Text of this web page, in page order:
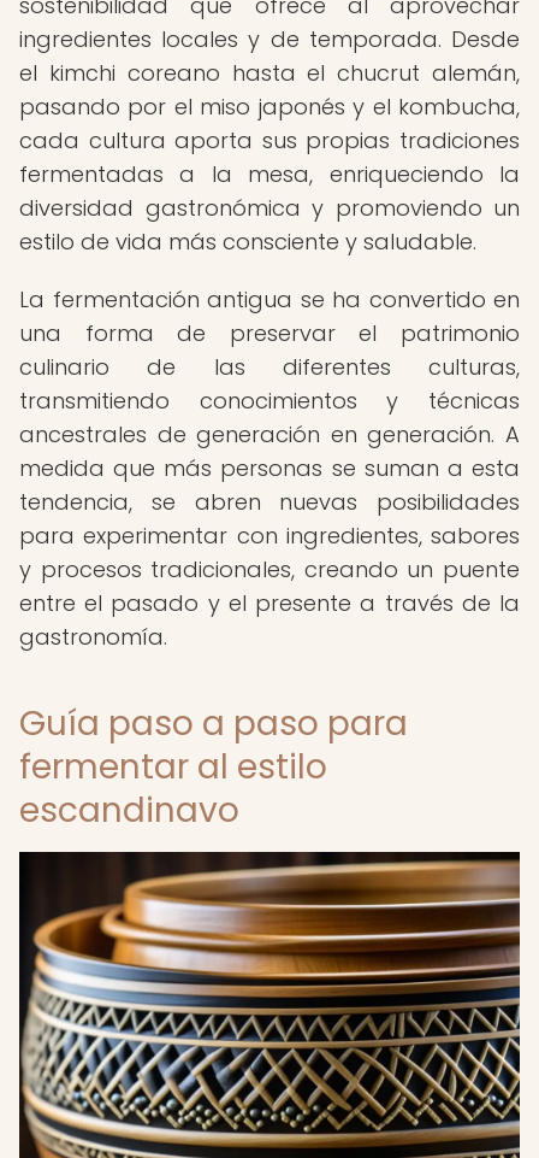
ingredientes locales y de temporada. Desde
el kimchi coreano hasta el chucrut alemán,
pasando por el miso japonés y el kombucha,
cada cultura aporta sus propias tradiciones
fermentadas a la mesa, enriqueciendo la
diversidad gastronómica y promoviendo un
estilo de vida más consciente y saludable.
La fermentación antigua se ha convertido en
una forma de preservar el patrimonio
culinario de las diferentes culturas,
transmitiendo conocimientos y técnicas
ancestrales de generación en generación. A
medida que más personas se suman a esta
tendencia, se abren nuevas posibilidades
para experimentar con ingredientes, sabores
y procesos tradicionales, creando un puente
entre el pasado y el presente a través de la
gastronomía.
Guía paso a paso para
fermentar al estilo
escandinavo